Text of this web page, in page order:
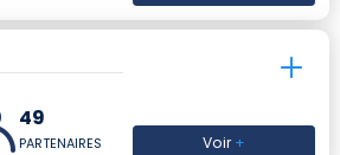
49
PARTENAIRES Voir+